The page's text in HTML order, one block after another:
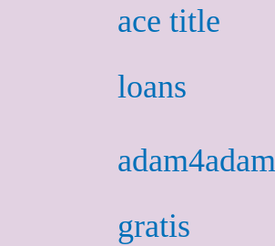
ace title
loans
adam4adam
gratis